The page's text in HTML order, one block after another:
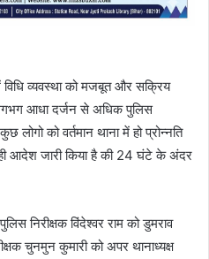
व्यवस्था को मजबूत और सक्रिय
आधा दर्जन से अधिक पुलिस
लोगो को वर्तमान थाना में हो प्रोन्नति
आदेश जारी किया है की 24 घंटे के अंदर
निरीक्षक विंदेश्वर राम को डुमराव
चुनमुन कुमारी को अपर थानाध्यक्ष